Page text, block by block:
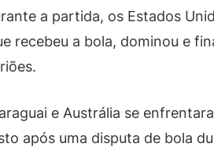
a partida, os Estados
recebeu a bola, dominou e
e Austrália se
após uma disputa de bola